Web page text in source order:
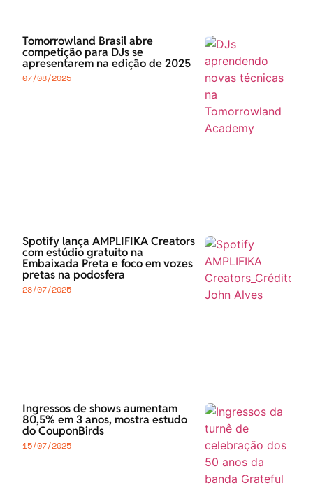
Tomorrowland Brasil abre
competição para DJs se
apresentarem na edição de 2025
07/08/2025
Spotify lança AMPLIFIKA Creators
com estúdio gratuito na
Embaixada Preta e foco em vozes
pretas na podosfera
28/07/2025
Ingressos de shows aumentam
80,5% em 3 anos, mostra estudo
do CouponBirds
15/07/2025